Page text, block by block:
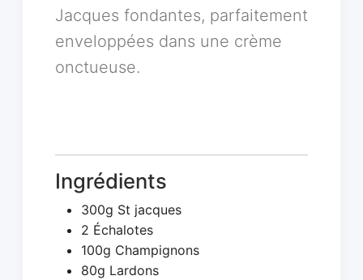
Jacques fondantes, parfaitement
enveloppées dans une crème
onctueuse.
Ingrédients
300g St jacques
2 Échalotes
100g Champignons
80g Lardons